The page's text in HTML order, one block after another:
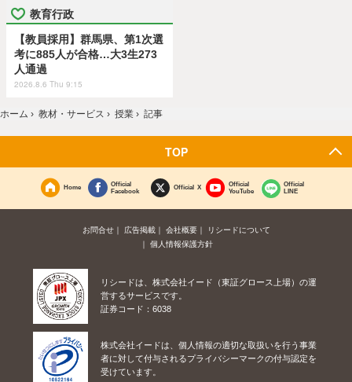
教育行政
【教員採用】群馬県、第1次選
考に885人が合格…大3生273
人通過
2026.8.6 Thu 9:15
ホーム › 教材・サービス › 授業 › 記事
TOP
Home
Official
Facebook
Official X
Official
YouTube
Official
LINE
お問合せ 広告掲載 会社概要
リシードについて
個人情報保護方針
リシードは、株式会社イード（東証グロース上場）の運
営するサービスです。
証券コード：6038
株式会社イードは、個人情報の適切な取扱いを行う事業
者に対して付与されるプライバシーマークの付与認定を
受けています。